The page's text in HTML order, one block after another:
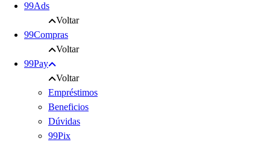
99Ads
Voltar
99Compras
Voltar
99Pay
Voltar
Empréstimos
Beneficios
Dúvidas
99Pix